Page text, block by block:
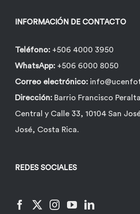
INFORMACIÓN DE CONTACTO
Teléfono: +506 4000 3950
WhatsApp: +506 6000 8050
Correo electrónico:
Dirección: Barrio Francisco
Central y Calle 33, 10104 San
José, Costa Rica.
REDES SOCIALES